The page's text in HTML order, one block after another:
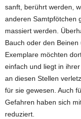
sanft, berührt werden,
anderen Samtpfötchen
massiert werden.
Bauch oder den
Exemplare möchten
einfach und liegt in
an diesen Stellen
für sie gewesen. Auch
Gefahren haben sich
reduziert.